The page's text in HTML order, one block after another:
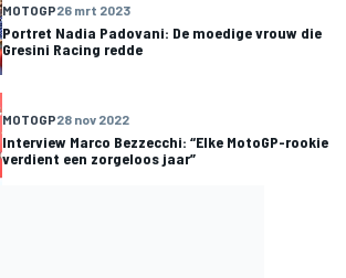
MOTOGP26 mrt 2023
Portret Nadia Padovani: De moedige vrouw die
Gresini Racing redde
MOTOGP28 nov 2022
Interview Marco Bezzecchi: “Elke MotoGP-rookie
verdient een zorgeloos jaar”